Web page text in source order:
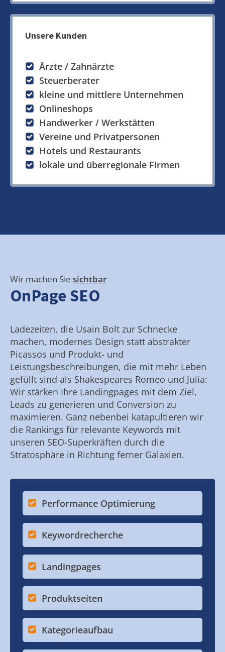
Unsere Kunden
Ärzte / Zahnärzte
Steuerberater
kleine und mittlere Unternehmen
Onlineshops
Handwerker / Werkstätten
Vereine und Privatpersonen
Hotels und Restaurants
lokale und überregionale Firmen
Wir machen Sie sichtbar
OnPage SEO
Ladezeiten, die Usain Bolt zur Schnecke
machen, modernes Design statt abstrakter
Picassos und Produkt- und
Leistungsbeschreibungen, die mit mehr Leben
gefüllt sind als Shakespeares Romeo und Julia:
Wir stärken Ihre Landingpages mit dem Ziel,
Leads zu generieren und Conversion zu
maximieren. Ganz nebenbei katapultieren wir
die Rankings für relevante Keywords mit
unseren SEO-Superkräften durch die
Stratosphäre in Richtung ferner Galaxien.
Performance Optimierung
Keywordrecherche
Landingpages
Produktseiten
Kategorieaufbau